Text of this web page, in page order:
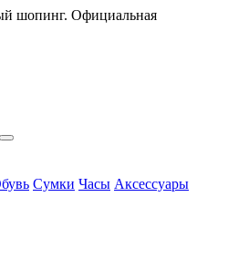
шопинг. Официальная
Сумки Часы Аксессуары